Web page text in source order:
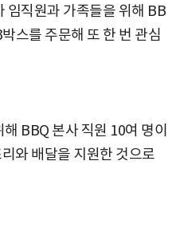
임직원과 가족들을 위해 BB
스를 주문해 또 한 번 관심
BBQ 본사 직원 10여 명이
와 배달을 지원한 것으로